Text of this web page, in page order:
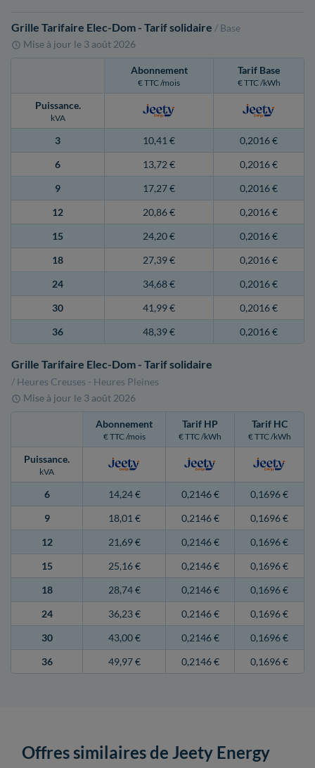
Grille Tarifaire Elec-Dom - Tarif solidaire / Base
Mise à jour le 3 août 2026
Abonnement
€ TTC /mois
Tarif Base
€ TTC /kWh
Puissance.
kVA
3 10,41 €
0,2016 €
6
13,72 €
0,2016 €
9
17,27 €
0,2016 €
12
20,86 €
0,2016 €
15
24,20 €
0,2016 €
18
27,39 €
0,2016 €
24
34,68 €
0,2016 €
30
41,99 €
0,2016 €
36
48,39 € 0,2016 €
Grille Tarifaire Elec-Dom - Tarif solidaire
/ Heures Creuses - Heures Pleines
Mise à jour le 3 août 2026
Abonnement
€ TTC /mois
Tarif HP
€ TTC /kWh
Tarif HC
€ TTC /kWh
Puissance.
kVA
6 14,24 € 0,2146 €
0,1696 €
9
18,01 € 0,2146 €
0,1696 €
12
21,69 € 0,2146 €
0,1696 €
15
25,16 € 0,2146 €
0,1696 €
18
28,74 € 0,2146 €
0,1696 €
24
36,23 € 0,2146 €
0,1696 €
30
43,00 € 0,2146 €
0,1696 €
36
49,97 € 0,2146 € 0,1696 €
Offres similaires de Jeety Energy